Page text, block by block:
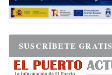
SUSCRÍBETE GRATIS